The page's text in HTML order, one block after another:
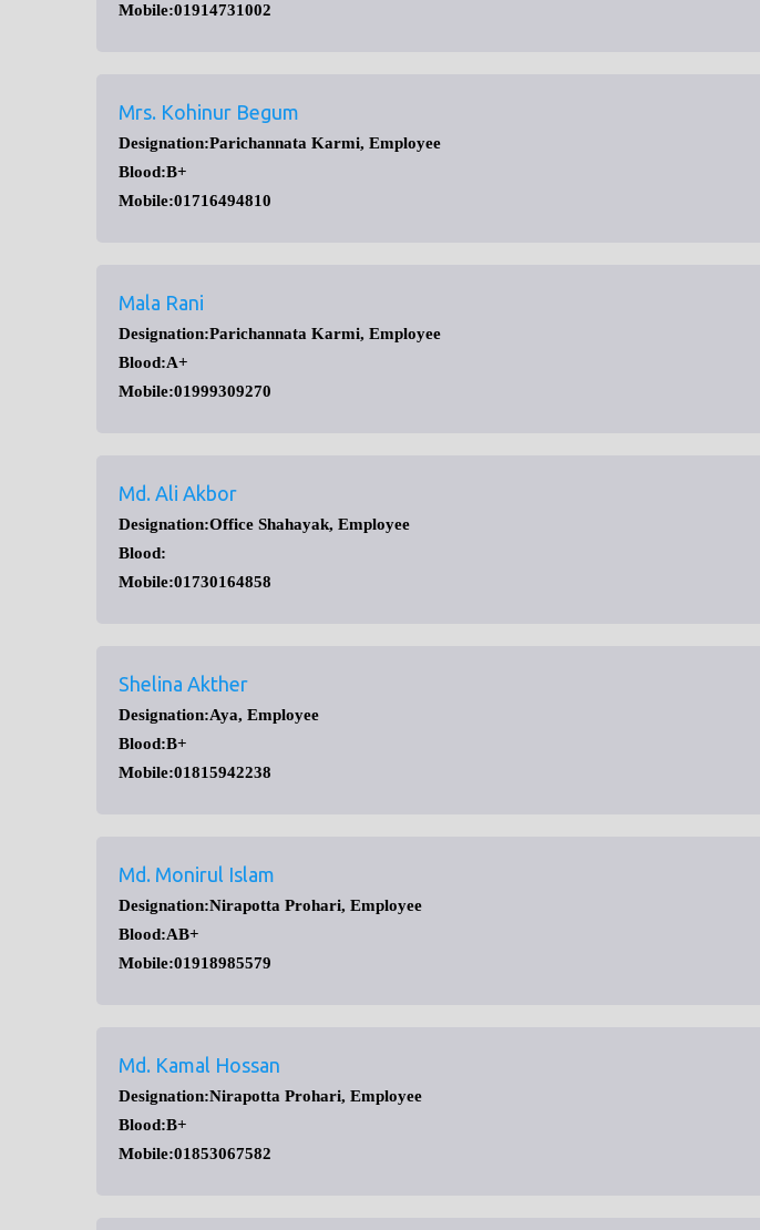
Mobile:01914731002
Mrs. Kohinur Begum
Designation:Parichannata Karmi, Employee
Blood:B+
Mobile:01716494810
Mala Rani
Designation:Parichannata Karmi, Employee
Blood:A+
Mobile:01999309270
Md. Ali Akbor
Designation:Office Shahayak, Employee
Blood:
Mobile:01730164858
Shelina Akther
Designation:Aya, Employee
Blood:B+
Mobile:01815942238
Md. Monirul Islam
Designation:Nirapotta Prohari, Employee
Blood:AB+
Mobile:01918985579
Md. Kamal Hossan
Designation:Nirapotta Prohari, Employee
Blood:B+
Mobile:01853067582